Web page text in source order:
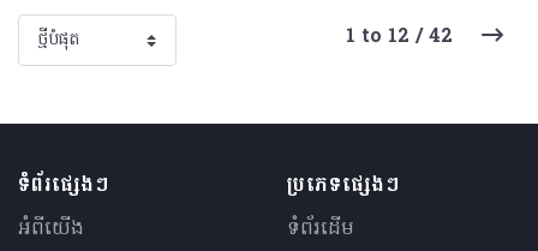
1 to 12 / 42
ទំព័រផ្សេងៗ
អំពីយើង
ប្រភេទផ្សេងៗ
ទំព័រដើម